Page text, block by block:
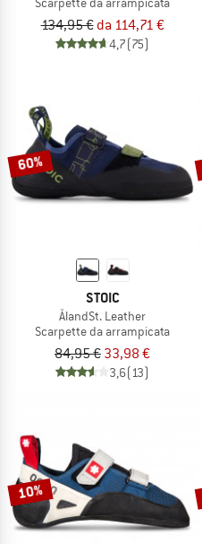
134,95 € da 114,71 €
4,7(75)
60%
STOIC
ÅlandSt. Leather
Scarpette da arrampicata
84,95 € 33,98 €
3,6(13)
10%